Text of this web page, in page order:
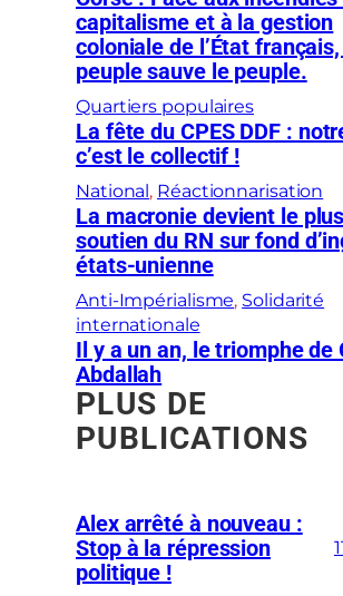
capitalisme et à la gestion
coloniale de l’État
peuple sauve le peuple.
Quartiers populaires
La fête du CPES DDF :
c’est le collectif !
National , Réactionnarisation
La macronie devient le
soutien du RN sur fond
états-unienne
Anti-Impérialisme, Solidarité
internationale
Il y a un an, le triomphe de
Abdallah
PLUS DE
PUBLICATIONS
Alex arrêté à nouveau :
Stop à la répression
politique !